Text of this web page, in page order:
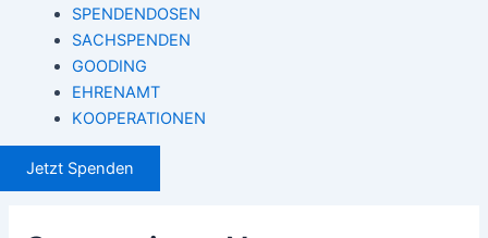
SPENDENDOSEN
SACHSPENDEN
GOODING
EHRENAMT
KOOPERATIONEN
Jetzt Spenden